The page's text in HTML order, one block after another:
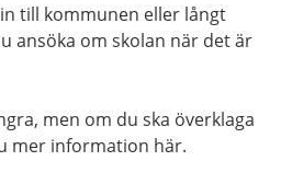
till kommunen eller långt
ansöka om skolan när det är
men om du ska överklaga
mer information här.